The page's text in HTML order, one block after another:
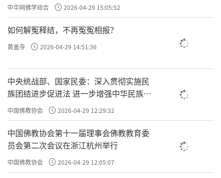
中华网佛学综合 2026-04-29 15:05:52
如何解冤释结，不再冤冤相报？
黄盖寺 2026-04-29 14:51:36
中央统战部、国家民委：深入贯彻实施民
族团结进步促进法 进一步增强中华民族凝
聚力向心力
中国佛教协会 2026-04-29 12:29:32
中国佛教协会第十一届理事会佛教教育委
员会第二次会议在浙江杭州举行
中国佛教协会 2026-04-29 12:05:07